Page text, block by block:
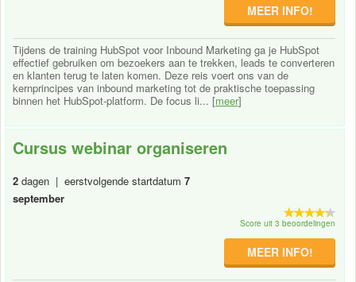
MEER INFO!
Tijdens de training HubSpot voor Inbound Marketing ga je HubSpot
effectief gebruiken om bezoekers aan te trekken, leads te converteren
en klanten terug te laten komen. Deze reis voert ons van de
kernprincipes van inbound marketing tot de praktische toepassing
binnen het HubSpot-platform. De focus li... [meer]
Cursus webinar organiseren
2 dagen | eerstvolgende startdatum 7
september
Score uit 3 beoordelingen
MEER INFO!